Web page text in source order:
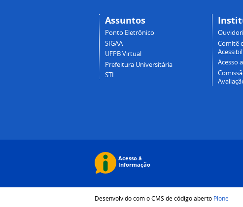
Assuntos
Ponto Eletrônico
SIGAA
UFPB Virtual
Prefeitura Universitária
STI
Comitê
Acesso
Desenvolvido com o CMS de código aberto Plone